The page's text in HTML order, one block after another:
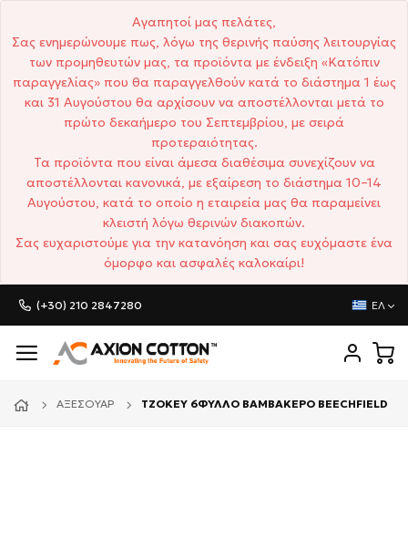
Αγαπητοί μας πελάτες,
Σας ενημερώνουμε πως, λόγω της θερινής παύσης λειτουργίας
των προμηθευτών μας, τα προϊόντα με ένδειξη «Κατόπιν
παραγγελίας» που θα παραγγελθούν κατά το διάστημα 1 έως
και 31 Αυγούστου θα αρχίσουν να αποστέλλονται μετά το
πρώτο δεκαήμερο του Σεπτεμβρίου, με σειρά
προτεραιότητας.
Τα προϊόντα που είναι άμεσα διαθέσιμα συνεχίζουν να
αποστέλλονται κανονικά, με εξαίρεση το διάστημα 10–14
Αυγούστου, κατά το οποίο η εταιρεία μας θα παραμείνει
κλειστή λόγω θερινών διακοπών.
Σας ευχαριστούμε για την κατανόηση και σας ευχόμαστε ένα
όμορφο και ασφαλές καλοκαίρι!
(+30) 210 2847280 ΕΛ
ΑΞΕΣΟΥΆΡ ΤΖΟΚΕΥ 6ΦΥΛΛΟ ΒΑΜΒΑΚΕΡΟ BEECHFIELD